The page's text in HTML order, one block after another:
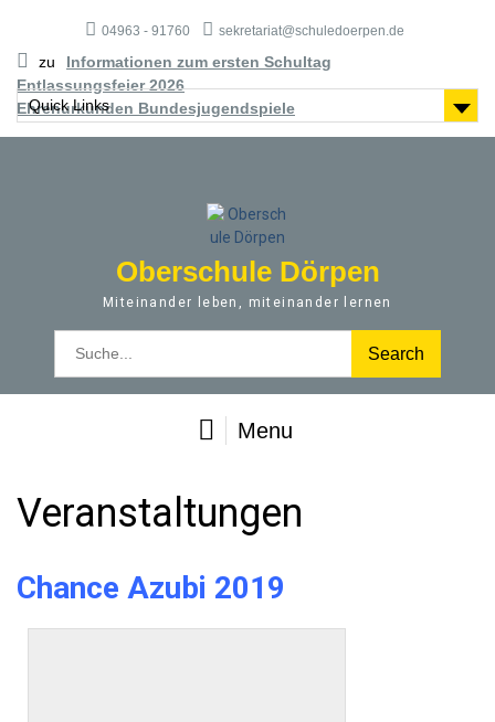
04963 - 91760 sekretariat@schuledoerpen.de
zu
Informationen zum ersten Schultag
Entlassungsfeier 2026
Ehrenurkunden Bundesjugendspiele
Quick Links
Oberschule Dörpen
Miteinander leben, miteinander lernen
o
r
Menu
Veranstaltungen
Chance Azubi 2019